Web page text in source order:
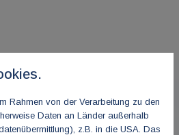
interessieren
Rahmen von der Verarbeitung zu den
Daten an Länder außerhalb
z.B. in die USA. Das